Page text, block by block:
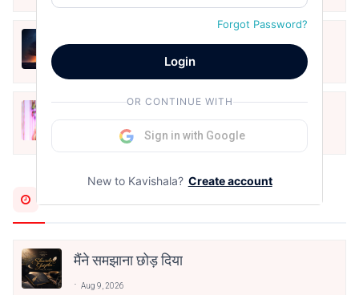
हिज्र पे ये रात भी
अनामिका अम्बर जैन
Dec 24, 2021
मैंने समझाना छोड़ दिया
Aug 9, 2026
Forgot Password?
Login
OR CONTINUE WITH
Sign in with Google
New to Kavishala? Create account